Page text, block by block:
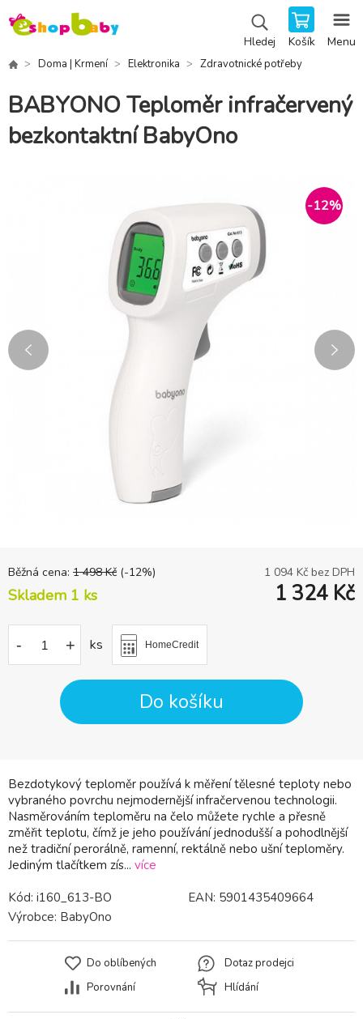
Hledej Košík Menu
Doma | Krmení Elektronika Zdravotnické potřeby
BABYONO Teploměr infračervený
bezkontaktní BabyOno
-12%
Bezdotykový teploměr používá k měření tělesné teploty nebo
vybraného povrchu nejmodernější infračervenou technologii.
Nasměrováním teploměru na čelo můžete rychle a přesně
změřit teplotu, čímž je jeho používání jednodušší a pohodlnější
než tradiční perorálně, ramenní, rektálně nebo ušní teploměry.
Jediným tlačítkem zís... více
Běžná cena: 1 498 Kč (-12%) 1 094 Kč bez DPH
Skladem 1 ks 1 324 Kč
- + ks HomeCredit
Do košíku
Kód: i160_613-BO EAN: 5901435409664
Výrobce: BabyOno
Do oblíbených
Porovnání
Dotaz prodejci
Hlídání